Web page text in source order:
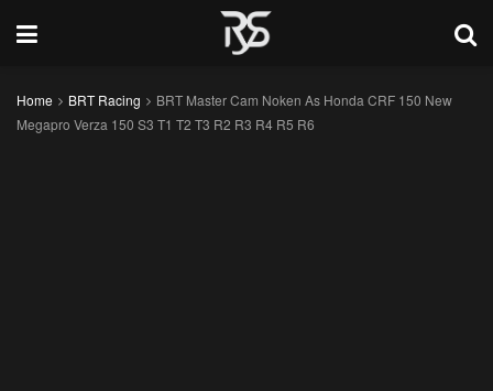
Home BRT Racing
BRT Master Cam Noken As Honda CRF 150 New
Megapro Verza 150 S3 T1 T2 T3 R2 R3 R4 R5 R6